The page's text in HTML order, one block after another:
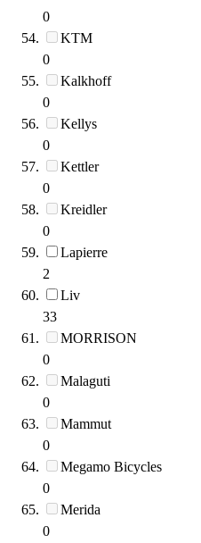
0
KTM
0
Kalkhoff
0
Kellys
0
Kettler
0
Kreidler
0
Lapierre
2
Liv
33
MORRISON
0
Malaguti
0
Mammut
0
Megamo Bicycles
0
Merida
0